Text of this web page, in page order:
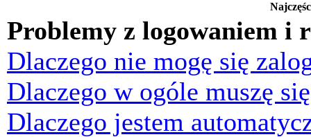
Problemy z logowaniem i
Dlaczego nie mogę się
Dlaczego w ogóle muszę
Dlaczego jestem